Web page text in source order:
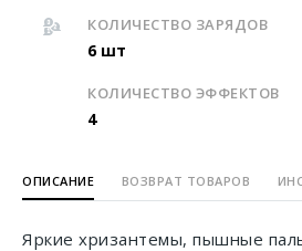
КОЛИЧЕСТВО ЗАРЯДОВ
6 шт
КОЛИЧЕСТВО ЭФФЕКТОВ
4
ОПИСАНИЕ ВОЗВРАТ ТОВАРОВ
Яркие хризантемы, пышные